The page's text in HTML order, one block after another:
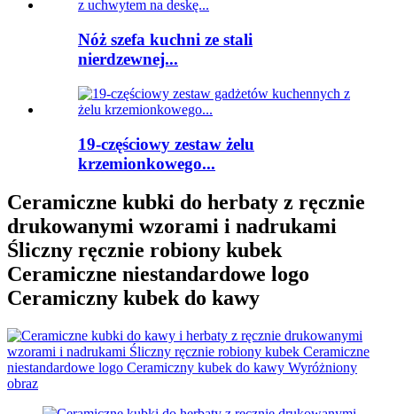
Nóż szefa kuchni ze stali
nierdzewnej...
19-częściowy zestaw żelu
krzemionkowego...
Ceramiczne kubki do herbaty z ręcznie
drukowanymi wzorami i nadrukami
Śliczny ręcznie robiony kubek
Ceramiczne niestandardowe logo
Ceramiczny kubek do kawy